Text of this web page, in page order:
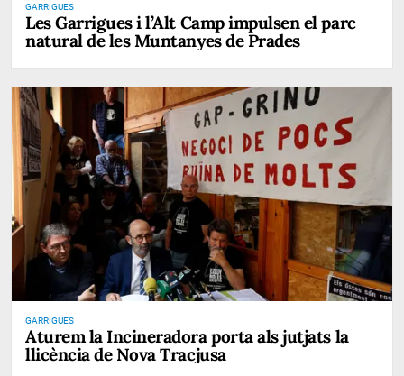
GARRIGUES
Les Garrigues i l’Alt Camp impulsen el parc
natural de les Muntanyes de Prades
GARRIGUES
Aturem la Incineradora porta als jutjats la
llicència de Nova Tracjusa